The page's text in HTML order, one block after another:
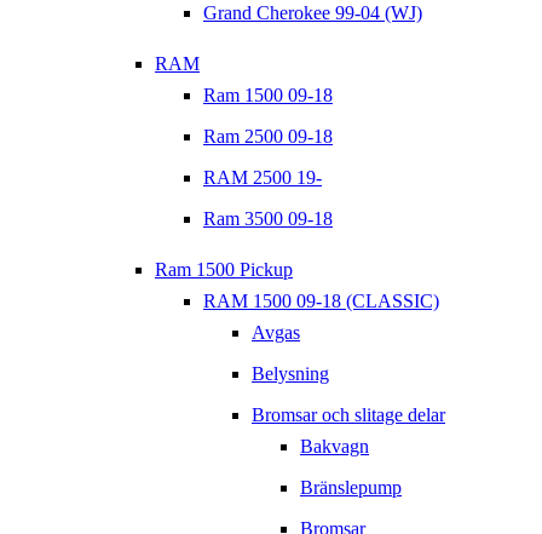
Grand Cherokee 99-04 (WJ)
RAM
Ram 1500 09-18
Ram 2500 09-18
RAM 2500 19-
Ram 3500 09-18
Ram 1500 Pickup
RAM 1500 09-18 (CLASSIC)
Avgas
Belysning
Bromsar och slitage delar
Bakvagn
Bränslepump
Bromsar